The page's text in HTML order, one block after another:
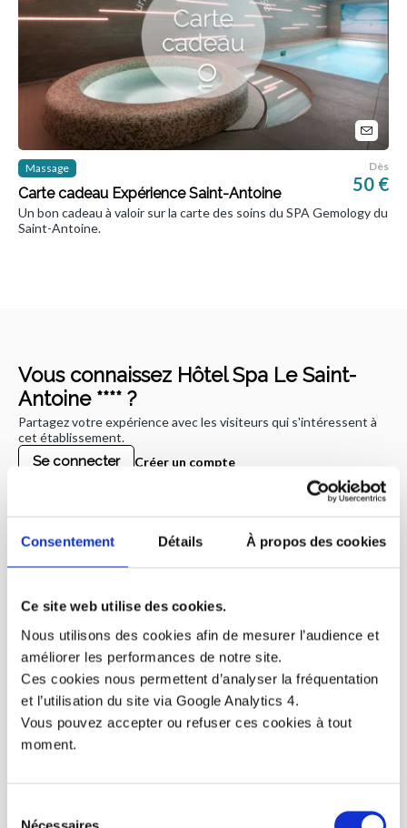
Consentement Détails À propos des cookies
Ce site web utilise des cookies.
Nous utilisons des cookies afin de mesurer l’audience et
améliorer les performances de notre site.
Ces cookies nous permettent d’analyser la fréquentation
et l’utilisation du site via Google Analytics 4.
Vous pouvez accepter ou refuser ces cookies à tout
moment.
Nécessaires
Massage
Carte cadeau Expérience Saint-Antoine
Dès
50 €
Un bon cadeau à valoir sur la carte des soins du SPA Gemology du
Saint-Antoine.
Vous connaissez Hôtel Spa Le Saint-
Antoine **** ?
Partagez votre expérience avec les visiteurs qui s'intéressent à
cet établissement.
Se connecter Créer un compte
EMAIL
MON AVIS
VOTRE AVIS EN IMAGE/VIDÉO